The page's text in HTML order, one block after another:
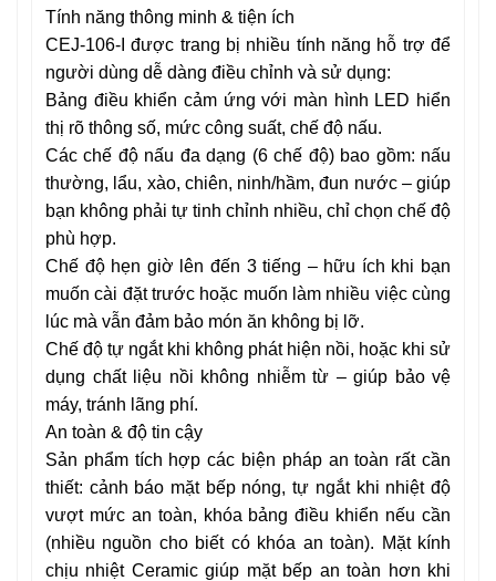
Tính năng thông minh & tiện ích
CEJ-106-I được trang bị nhiều tính năng hỗ trợ để
người dùng dễ dàng điều chỉnh và sử dụng:
Bảng điều khiển cảm ứng với màn hình LED hiển
thị rõ thông số, mức công suất, chế độ nấu.
Các chế độ nấu đa dạng (6 chế độ) bao gồm: nấu
thường, lẩu, xào, chiên, ninh/hầm, đun nước – giúp
bạn không phải tự tinh chỉnh nhiều, chỉ chọn chế độ
phù hợp.
Chế độ hẹn giờ lên đến 3 tiếng – hữu ích khi bạn
muốn cài đặt trước hoặc muốn làm nhiều việc cùng
lúc mà vẫn đảm bảo món ăn không bị lỡ.
Chế độ tự ngắt khi không phát hiện nồi, hoặc khi sử
dụng chất liệu nồi không nhiễm từ – giúp bảo vệ
máy, tránh lãng phí.
An toàn & độ tin cậy
Sản phẩm tích hợp các biện pháp an toàn rất cần
thiết: cảnh báo mặt bếp nóng, tự ngắt khi nhiệt độ
vượt mức an toàn, khóa bảng điều khiển nếu cần
(nhiều nguồn cho biết có khóa an toàn). Mặt kính
chịu nhiệt Ceramic giúp mặt bếp an toàn hơn khi